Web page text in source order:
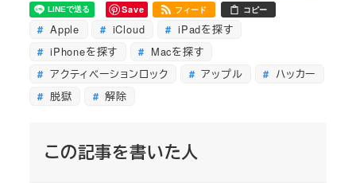
Save フィード コピー
Apple iCloud
iPadを探す
iPhoneを探す
Macを探す
アクティベーションロック
アップル
ハッカー
脱獄
解除
この記事を書いた人